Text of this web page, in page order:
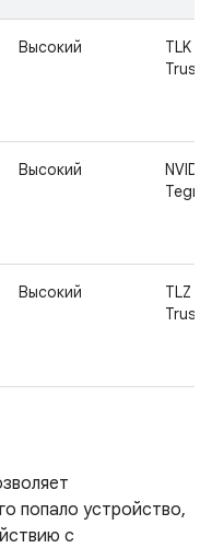
Высокий
TLK
Высокий
NVIDIA
Tegra
Высокий
TLZ
попало устройство,
с